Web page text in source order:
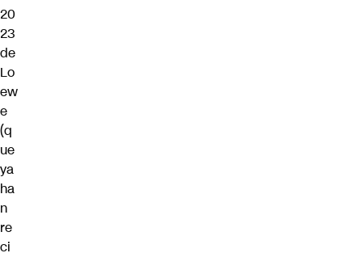
20
23
de
Lo
ew
e
(q
ue
ya
ha
n
re
ci